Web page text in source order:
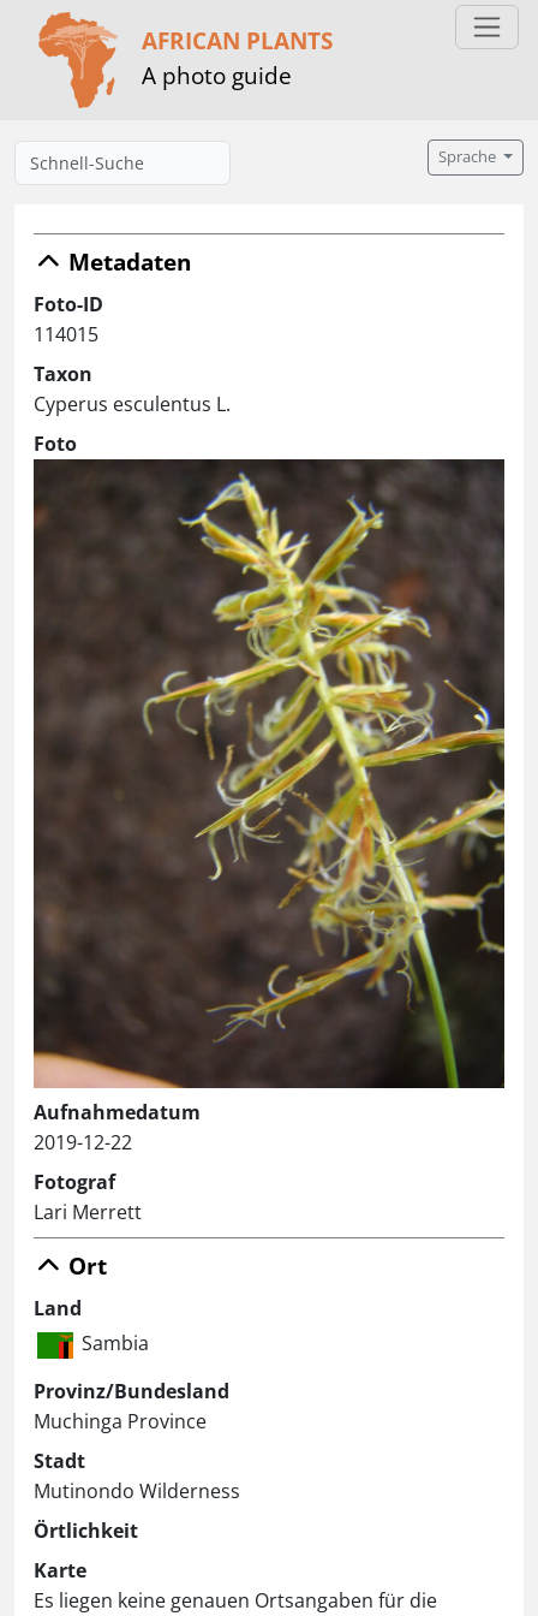
AFRICAN PLANTS
A photo guide
Sprache
Metadaten
Foto-ID
114015
Taxon
Cyperus esculentus L.
Foto
Aufnahmedatum
2019-12-22
Fotograf
Lari Merrett
Ort
Land
Sambia
Provinz/Bundesland
Muchinga Province
Stadt
Mutinondo Wilderness
Örtlichkeit
Karte
Es liegen keine genauen Ortsangaben für die